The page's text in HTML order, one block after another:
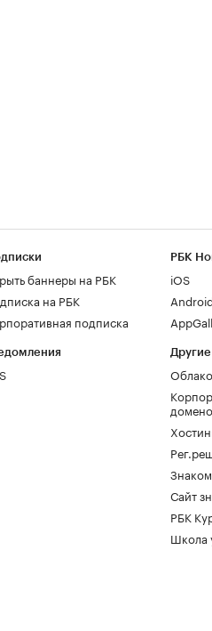
баннеры на РБК
на РБК
подписка
РБК
iOS
Сайт
РБК
Школа